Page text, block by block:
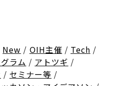
New / OIH主催 / Tech /
ラム / アトツギ /
/ セミナー等 /